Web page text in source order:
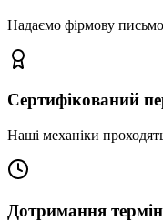
Надаємо фірмову
Сертифікований
Наші механіки
Дотримання